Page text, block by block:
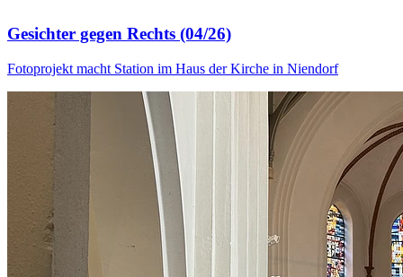
Gesichter gegen Rechts (04/26)
Fotoprojekt macht Station im Haus der Kirche in Niendorf